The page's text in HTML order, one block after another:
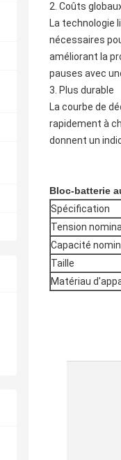
2. Coûts
La technologie
nécessaires
améliorant la
pauses avec
3. Plus durable
La courbe de
rapidement à
donnent un
Bloc-batterie
Spécification
Tension
Capacité
Taille
Matériau